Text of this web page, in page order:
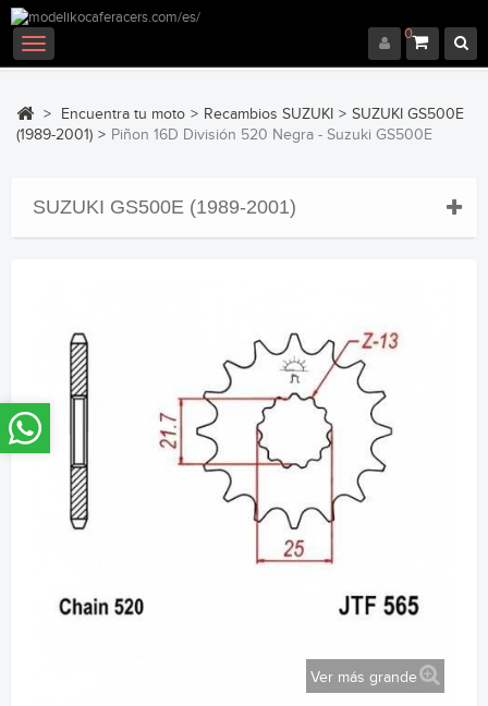
0
Navegación
Toggle
> Encuentra tu moto > Recambios SUZUKI > SUZUKI GS500E
(1989-2001) > Piñon 16D División 520 Negra - Suzuki GS500E
SUZUKI GS500E (1989-2001)
Ver más grande